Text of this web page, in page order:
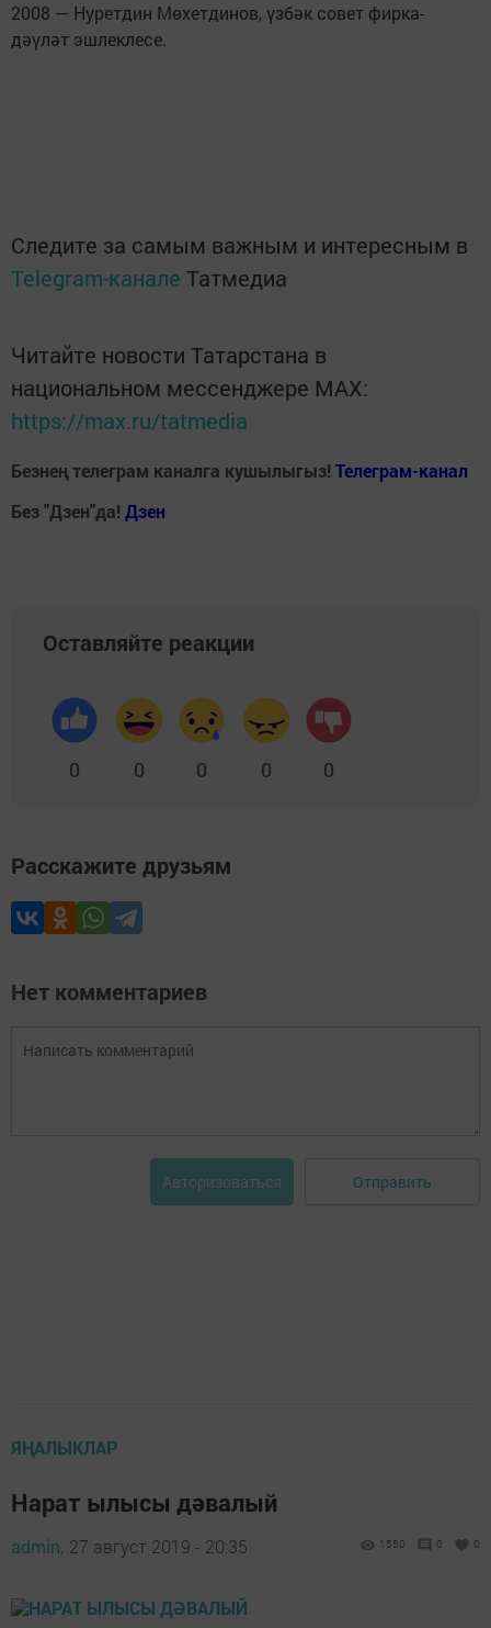
2008 — Нуретдин Мөхетдинов, үзбәк совет фирка-
дәүләт эшлеклесе.
Следите за самым важным и интересным в
Telegram-канале Татмедиа
Читайте новости Татарстана в
национальном мессенджере MАХ:
https://max.ru/tatmedia
Безнең телеграм каналга кушылыгыз! Телеграм-канал
Без "Дзен"да! Дзен
Оставляйте реакции
0 0 0 0 0
Расскажите друзьям
Нет комментариев
Авторизоваться Отправить
ЯҢАЛЫКЛАР
Нарат ылысы дәвалый
admin, 27 август 2019 - 20:35 1550 0 0